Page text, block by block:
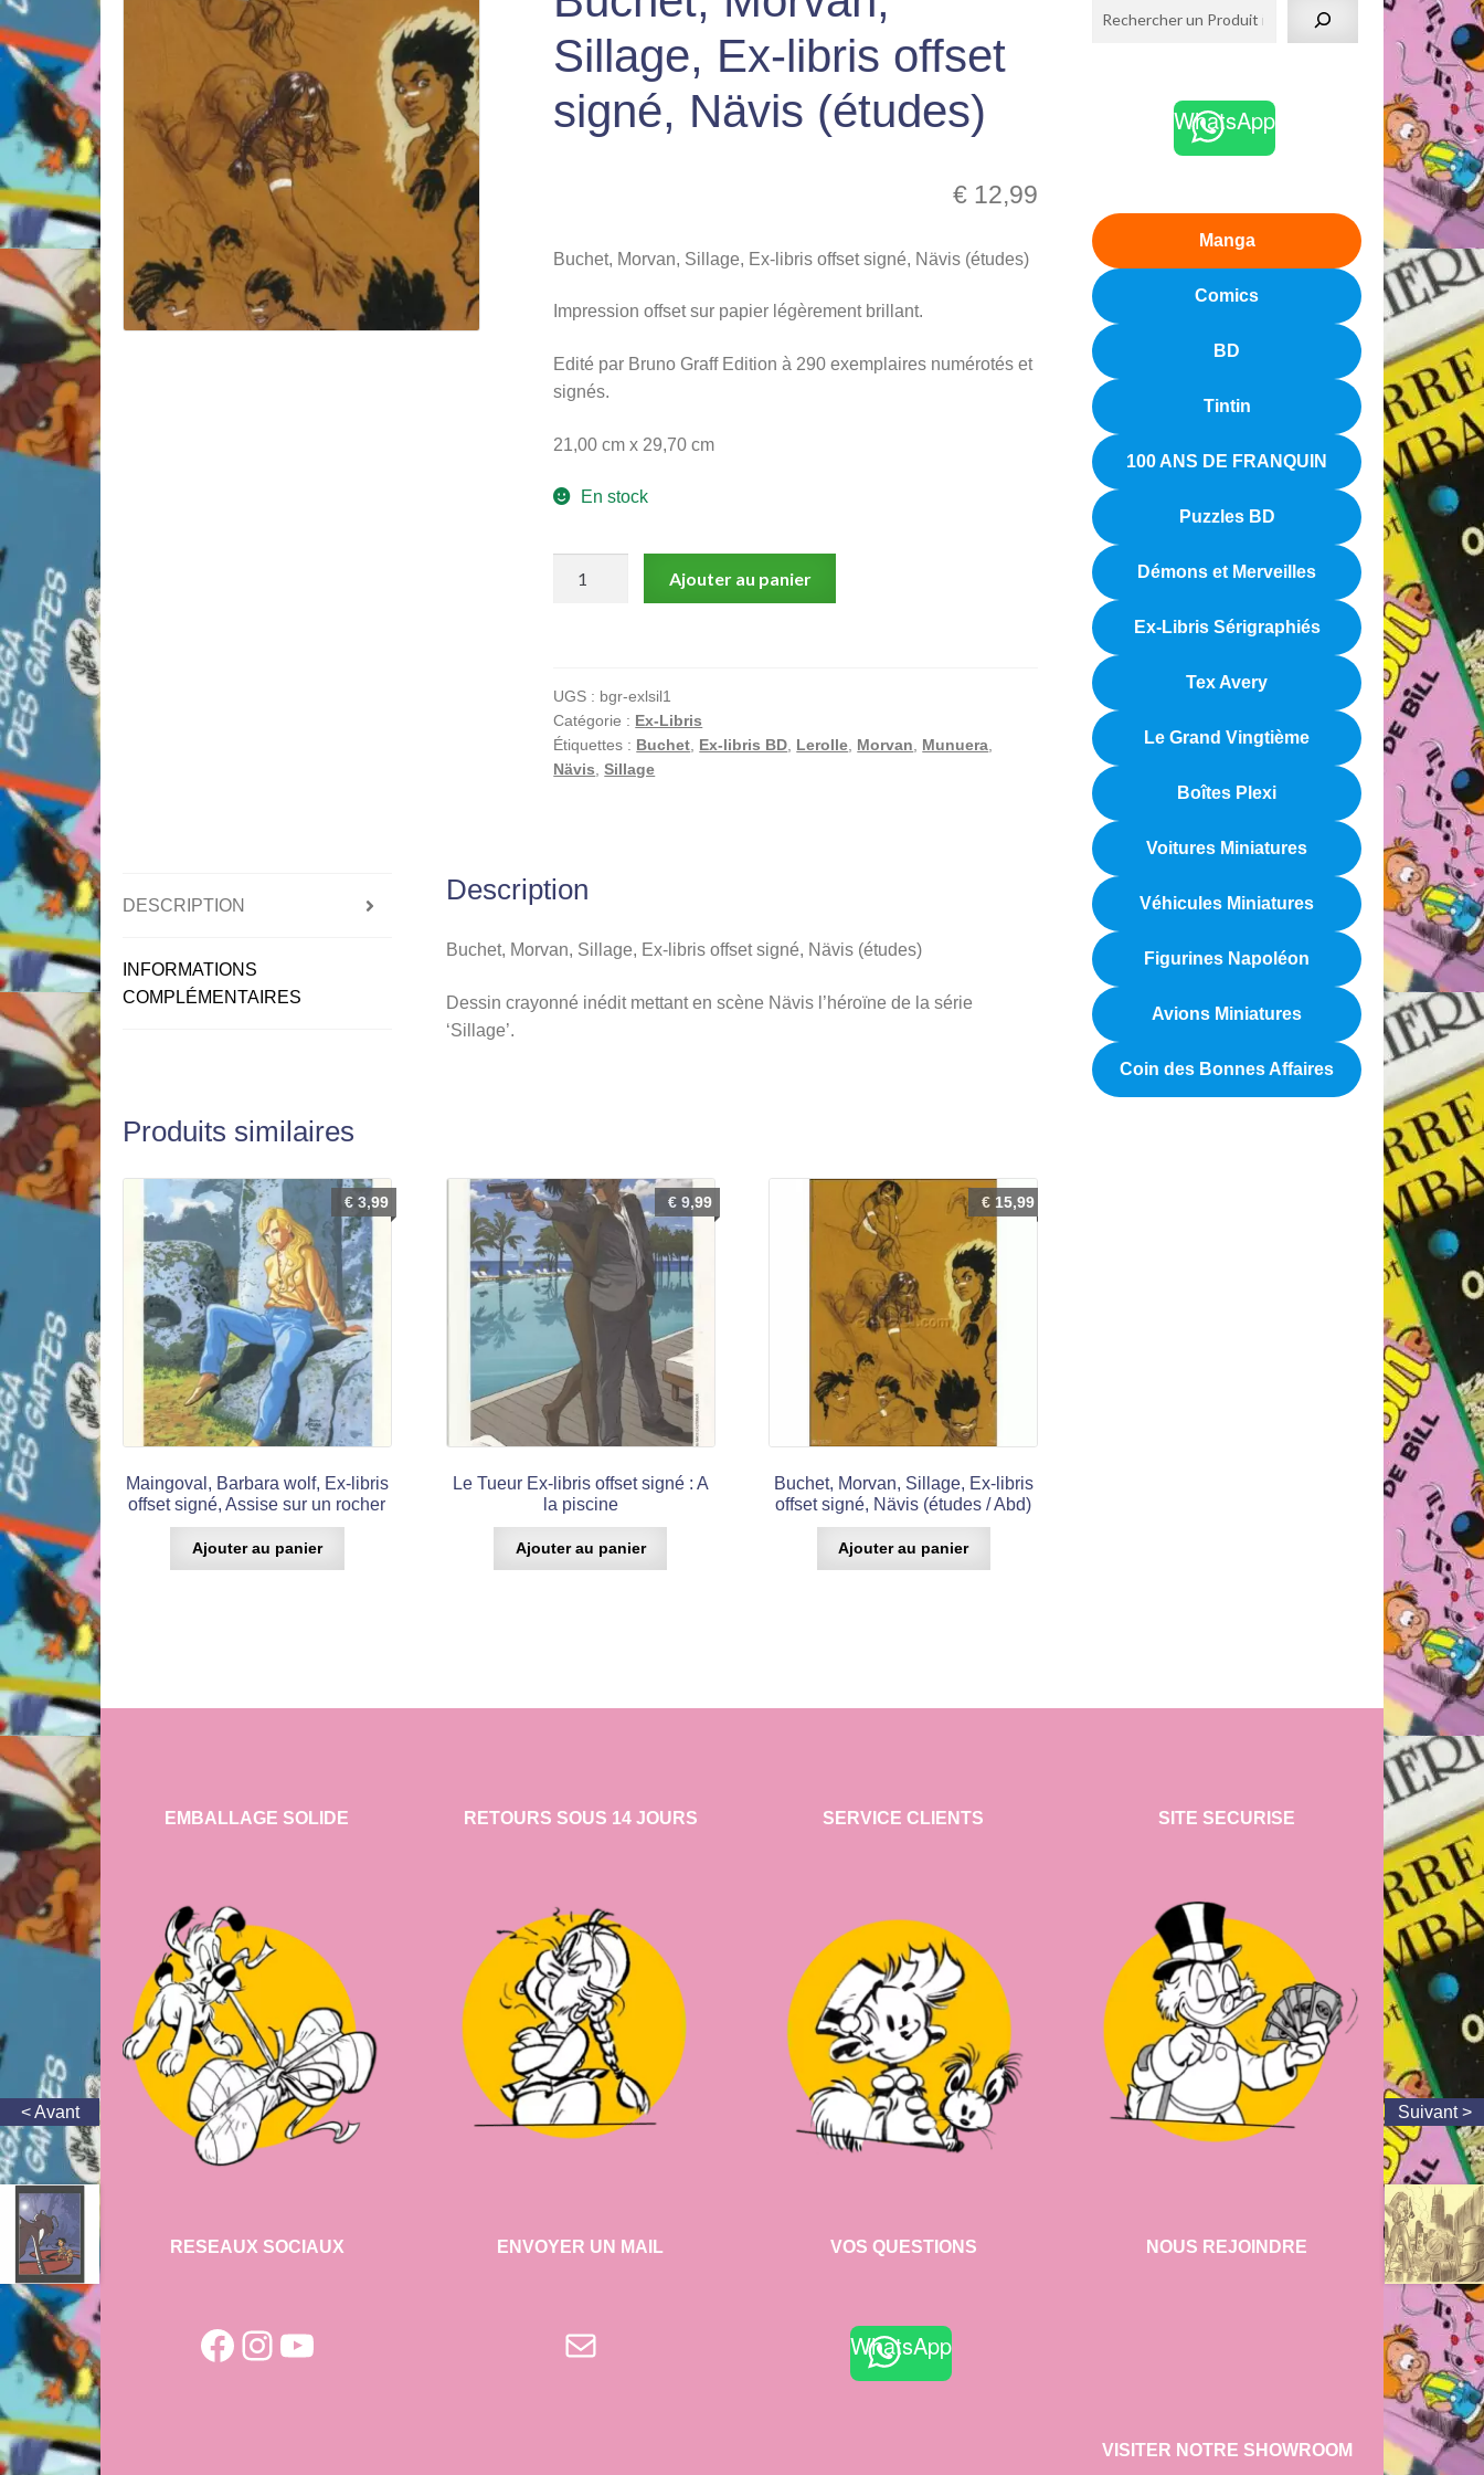
Sillage, Ex-libris offset
signé, Nävis (études)
€ 12,99
Buchet, Morvan, Sillage, Ex-libris offset signé, Nävis (études)
Impression offset sur papier légèrement brillant.
Edité par Bruno Graff Edition à 290 exemplaires numérotés et
signés.
21,00 cm x 29,70 cm
En stock
Ex-
libris
offset
Ajouter au panier
UGS : bgr-exlsil1
Catégorie : Ex-Libris
Étiquettes : Buchet Ex-libris BD Lerolle Morvan Munuera
Nävis ,Sillage
DESCRIPTION
INFORMATIONS
COMPLÉMENTAIRES
Description
Buchet, Morvan, Sillage, Ex-libris offset signé, Nävis (études)
Dessin crayonné inédit mettant en scène Nävis l’héroïne de la série
‘Sillage’.
Produits similaires
Maingoval, Barbara wolf, Ex-libris
offset signé, Assise sur un rocher
€3,99
Ajouter au panier
Le Tueur Ex-libris offset signé : A
la piscine
€9,99
Ajouter au panier
Buchet, Morvan, Sillage, Ex-libris
offset signé, Nävis (études / Abd)
€ 15,99
Ajouter au panier
WhatsApp
Manga
Comics
BD
Tintin
100 ANS DE FRANQUIN
Puzzles BD
Démons et Merveilles
Ex-Libris Sérigraphiés
Tex Avery
Le Grand Vingtième
Boîtes Plexi
Voitures Miniatures
Véhicules Miniatures
Figurines Napoléon
Avions Miniatures
Coin des Bonnes Affaires
EMBALLAGE SOLIDE
RESEAUX SOCIAUX
Facebook
Instagram
YouTube
RETOURS SOUS 14 JOURS
ENVOYER UN MAIL
E-mail
SERVICE CLIENTS
VOS QUESTIONS
WhatsApp
SITE SECURISE
NOUS REJOINDRE
VISITER NOTRE SHOWROOM